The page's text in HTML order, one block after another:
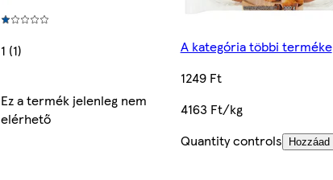
1 (1)
Ez a termék jelenleg nem
elérhető
A kategória többi terméke
1249 Ft
4163 Ft/kg
Quantity controls
Hozzáad